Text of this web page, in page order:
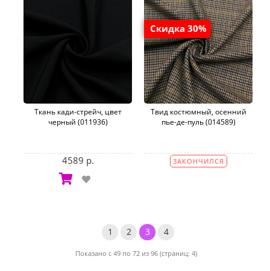
Ткань кади-стрейч, цвет
черный (011936)
4589 р.
Скидка 30%
Твид костюмный, осенний
пье-де-пуль (014589)
ЗАКОНЧИЛСЯ
1 2 3 4
Показано с 49 по 72 из 96 (страниц: 4)